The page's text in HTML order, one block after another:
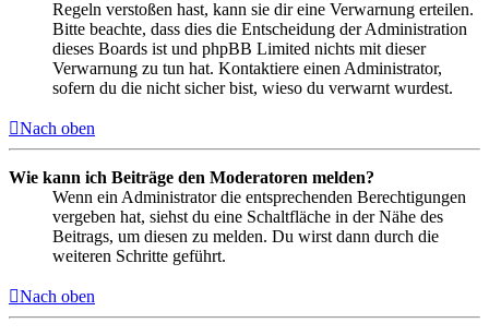
Regeln verstoßen hast, kann sie dir eine Verwarnung erteilen.
Bitte beachte, dass dies die Entscheidung der Administration
dieses Boards ist und phpBB Limited nichts mit dieser
Verwarnung zu tun hat. Kontaktiere einen Administrator,
sofern du die nicht sicher bist, wieso du verwarnt wurdest.
Nach oben
Wie kann ich Beiträge den Moderatoren melden?
Wenn ein Administrator die entsprechenden Berechtigungen
vergeben hat, siehst du eine Schaltfläche in der Nähe des
Beitrags, um diesen zu melden. Du wirst dann durch die
weiteren Schritte geführt.
Nach oben